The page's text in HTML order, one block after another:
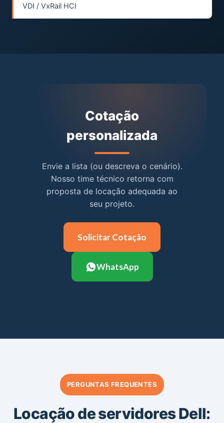
VDI / VxRail HCI
Cotação
personalizada
Envie a lista (ou descreva o cenário).
Nosso time técnico retorna com
proposta de locação adequada ao
seu projeto.
Solicitar Cotação
WhatsApp
PERGUNTAS FREQUENTES
Locação de servidores Dell: